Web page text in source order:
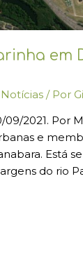
em
Notícias / Por
2021. Por
e
Está
do rio